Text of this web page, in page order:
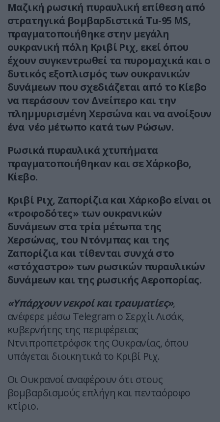
Μαζική ρωσική πυραυλική επίθεση από
στρατηγικά βομβαρδιστικά Tu-95 ΜS,
πραγματοποιήθηκε στην μεγάλη
ουκρανική πόλη Κριβί Ριχ, εκεί όπου
έχουν συγκεντρωθεί τα πυρομαχικά και ο
δυτικός εξοπλισμός των ουκρανικών
δυνάμεων που σχεδιάζεται από το Κίεβο
να περάσουν τον Δνείπερο και την
πλημμυρισμένη Χερσώνα και να ανοίξουν
ένα νέο μέτωπο κατά των Ρώσων.
Ρωσικά πυραυλικά χτυπήματα
πραγματοποιήθηκαν και σε Χάρκοβο,
Κίεβο.
Κριβί Ριχ, Ζαπορίζια και Χάρκοβο είναι οι
«τροφοδότες» των ουκρανικών
δυνάμεων στα τρία μέτωπα της
Χερσώνας, του Ντόνμπας και της
Ζαπορίζια και τίθενται συνχά στο
«στόχαστρο» των ρωσικών πυραυλικών
δυνάμεων και της ρωσικής Αεροπορίας.
«Υπάρχουν νεκροί και τραυματίες»,
ανέφερε μέσω Telegram ο Σερχίι Λισάκ,
κυβερνήτης της περιφέρειας
Ντνιπροπετρόφσκ της Ουκρανίας, όπου
υπάγεται διοικητικά το Κριβί Ριχ.
Οι Ουκρανοί αναφέρουν ότι στους
βομβαρδισμούς επλήγη και πενταόροφο
κτίριο.